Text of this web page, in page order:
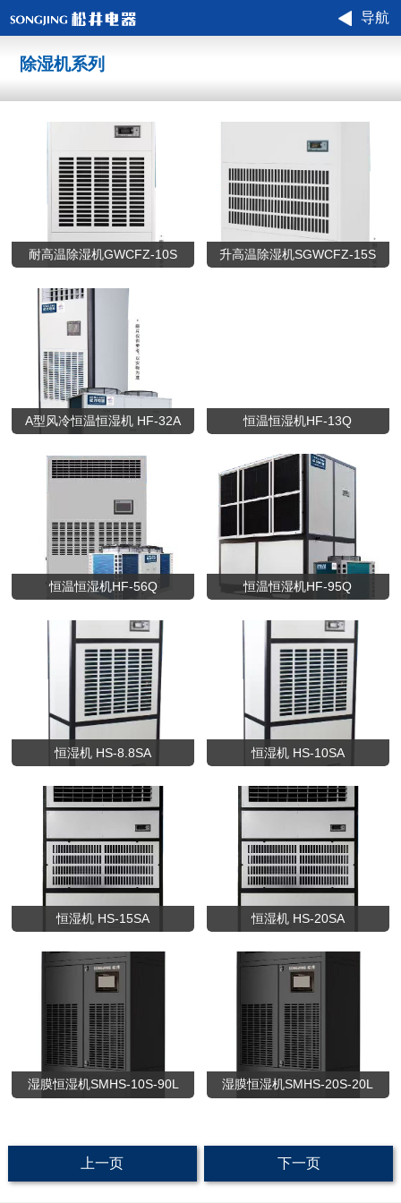
导航
除湿机系列
耐高温除湿机GWCFZ-10S 升高温除湿机SGWCFZ-15S
A型风冷恒温恒湿机 HF-32A 恒温恒湿机HF-13Q
恒温恒湿机HF-56Q 恒温恒湿机HF-95Q
恒湿机 HS-8.8SA 恒湿机 HS-10SA
恒湿机 HS-15SA 恒湿机 HS-20SA
湿膜恒湿机SMHS-10S-90L 湿膜恒湿机SMHS-20S-20L
上一页 下一页